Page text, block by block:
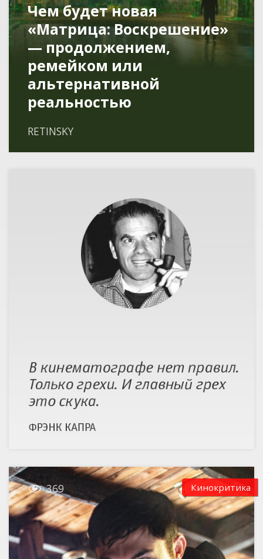
Чем будет новая
«Матрица: Воскрешение»
— продолжением,
ремейком или
альтернативной
реальностью
RETINSKY
 369 Кинокритика